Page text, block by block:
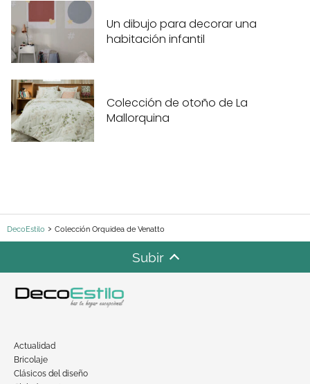
Un dibujo para decorar una
habitación infantil
Colección de otoño de La
Mallorquina
DecoEstilo Colección Orquidea de Venatto
Subir
Actualidad
Bricolaje
Clásicos del diseño